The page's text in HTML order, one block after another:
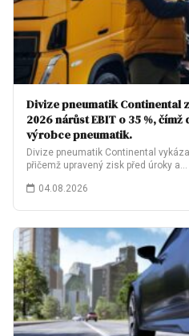
Divize pneumatik Continental
2026 nárůst EBIT o 35 %,
výrobce pneumatik.
Divize pneumatik Continental
přičemž upravený zisk před úroky a…
04.08.2026